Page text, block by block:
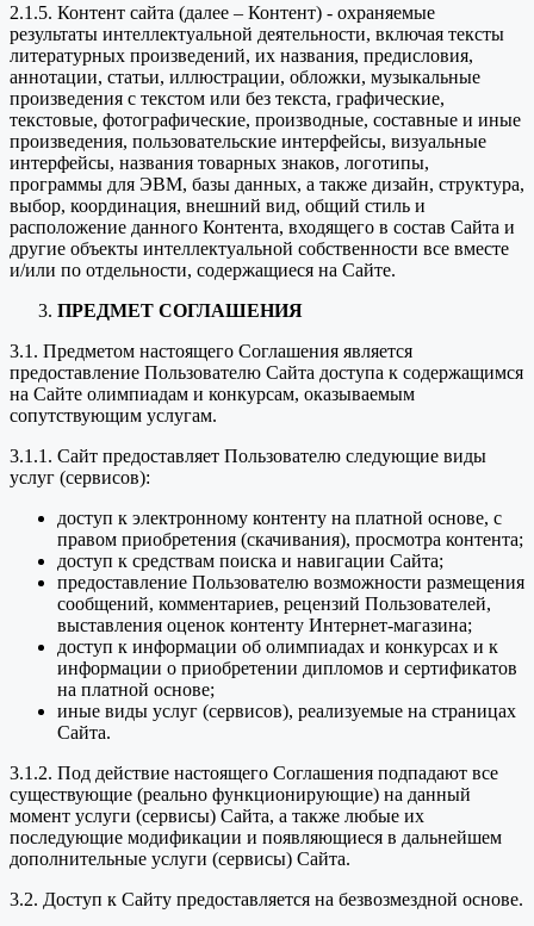
2.1.5. Контент сайта (далее – Контент) - охраняемые
результаты интеллектуальной деятельности, включая тексты
литературных произведений, их названия, предисловия,
аннотации, статьи, иллюстрации, обложки, музыкальные
произведения с текстом или без текста, графические,
текстовые, фотографические, производные, составные и иные
произведения, пользовательские интерфейсы, визуальные
интерфейсы, названия товарных знаков, логотипы,
программы для ЭВМ, базы данных, а также дизайн, структура,
выбор, координация, внешний вид, общий стиль и
расположение данного Контента, входящего в состав Сайта и
другие объекты интеллектуальной собственности все вместе
и/или по отдельности, содержащиеся на Сайте.
ПРЕДМЕТ СОГЛАШЕНИЯ
3.1. Предметом настоящего Соглашения является
предоставление Пользователю Сайта доступа к содержащимся
на Сайте олимпиадам и конкурсам, оказываемым
сопутствующим услугам.
3.1.1. Сайт предоставляет Пользователю следующие виды
услуг (сервисов):
доступ к электронному контенту на платной основе, с
правом приобретения (скачивания), просмотра контента;
доступ к средствам поиска и навигации Сайта;
предоставление Пользователю возможности размещения
сообщений, комментариев, рецензий Пользователей,
выставления оценок контенту Интернет-магазина;
доступ к информации об олимпиадах и конкурсах и к
информации о приобретении дипломов и сертификатов
на платной основе;
иные виды услуг (сервисов), реализуемые на страницах
Сайта.
3.1.2. Под действие настоящего Соглашения подпадают все
существующие (реально функционирующие) на данный
момент услуги (сервисы) Сайта, а также любые их
последующие модификации и появляющиеся в дальнейшем
дополнительные услуги (сервисы) Сайта.
3.2. Доступ к Сайту предоставляется на безвозмездной основе.